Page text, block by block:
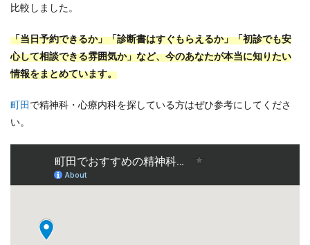
比較しました。
「当日予約できるか」「診断書はすぐもらえるか」「初診でも安
心して相談できる雰囲気か」など、今のあなたが本当に知りたい
情報をまとめています。
町田で精神科・心療内科を探している方はぜひ参考にしてくださ
い。